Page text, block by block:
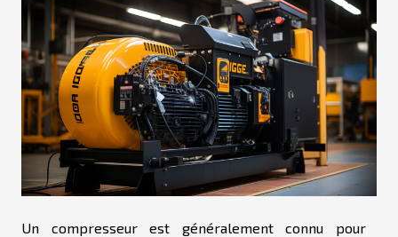
Un compresseur est généralement connu pour